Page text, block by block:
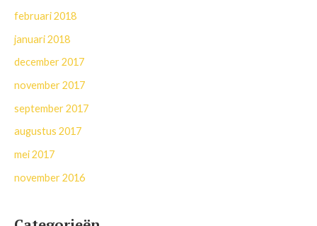
februari 2018
januari 2018
december 2017
november 2017
september 2017
augustus 2017
mei 2017
november 2016